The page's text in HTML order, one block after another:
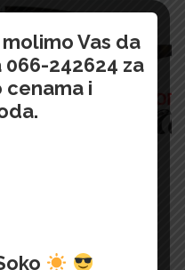
Vas da
242624 za
i